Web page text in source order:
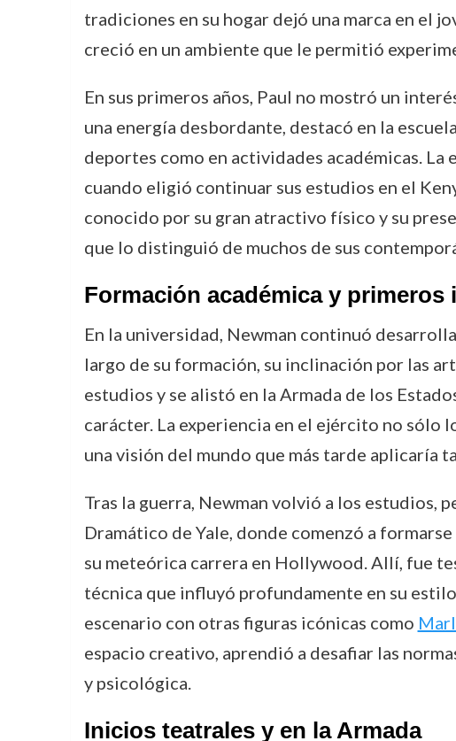
tradiciones en su hogar dejó una marca en el
creció en un ambiente que le permitió
En sus primeros años, Paul no mostró un
una energía desbordante, destacó en la
deportes como en actividades académicas.
cuando eligió continuar sus estudios en el
conocido por su gran atractivo físico y su
que lo distinguió de muchos de sus
Formación académica y primeros
En la universidad, Newman continuó
largo de su formación, su inclinación por las
estudios y se alistó en la Armada de los
carácter. La experiencia en el ejército no
una visión del mundo que más tarde aplicaría
Tras la guerra, Newman volvió a los
Dramático de Yale, donde comenzó a
su meteórica carrera en Hollywood. Allí, fue
técnica que influyó profundamente en su
escenario con otras figuras icónicas como
espacio creativo, aprendió a desafiar las
y psicológica.
Inicios teatrales y en la Armada